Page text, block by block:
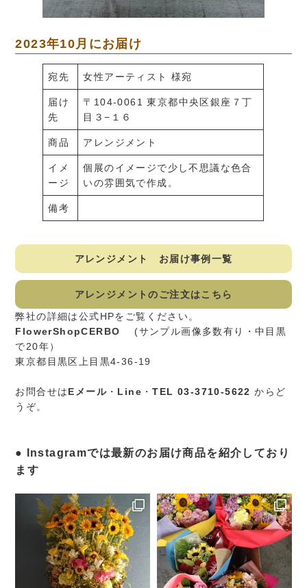
2023年10月にお届け
宛先 女性アーティスト 様宛
届け
先
〒104-0061 東京都中央区銀座７丁
目３−１６
商品 アレンジメント
イメ
ージ
個展のイメージで少し不思議な色合
いの雰囲気で作成。
備考
アレンジメント お届け事例一覧
アレンジメントのご注文はこちら
弊社の詳細は公式HPをご覧ください。
FlowerShopCERBO
(サンプル画像多数有り・中目黒
で20年）
東京都目黒区上目黒4-36-19
お問合せはEメール ・ Line ・TEL 03-3710-5622 からど
うぞ。
Instagramでは最新のお届け商品を紹介しており
ます